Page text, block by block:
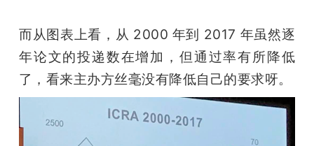
而从图表上看，从 2000 年到 2017 年虽然逐
年论文的投递数在增加，但通过率有所降低
了，看来主办方丝毫没有降低自己的要求呀。